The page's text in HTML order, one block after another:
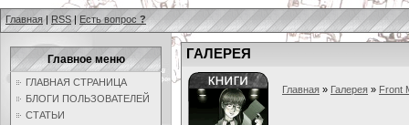
Главная | RSS | Есть вопрос ?
Главное меню
ГЛАВНАЯ СТРАНИЦА
БЛОГИ ПОЛЬЗОВАТЕЛЕЙ
СТАТЬИ
ГАЛЕРЕЯ
Главная » Галерея » Front